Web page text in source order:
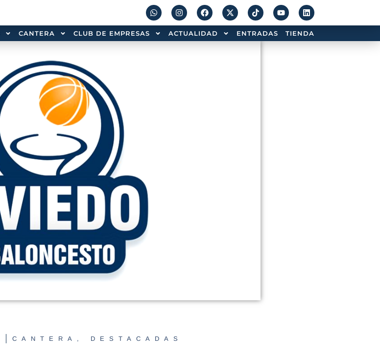
CANTERA CLUB DE EMPRESAS ACTUALIDAD ENTRADAS TIENDA
CANTERA , DESTACADAS